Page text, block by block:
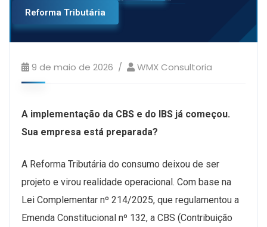
Reforma Tributária
9 de maio de 2026 WMX Consultoria
A implementação da CBS e do IBS já começou.
Sua empresa está preparada?
A Reforma Tributária do consumo deixou de ser
projeto e virou realidade operacional. Com base na
Lei Complementar nº 214/2025, que regulamentou a
Emenda Constitucional nº 132, a CBS (Contribuição